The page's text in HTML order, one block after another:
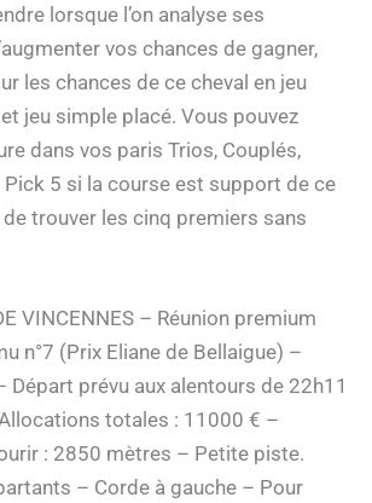
lorsque l’on analyse ses
vos chances de gagner,
les chances de ce cheval en jeu
jeu simple placé. Vous pouvez
dans vos paris Trios, Couplés,
Pick 5 si la course est support de ce
trouver les cinq premiers sans
VINCENNES – Réunion premium
n°7 (Prix Eliane de Bellaigue) –
Départ prévu aux alentours de 22h11
totales : 11000 € –
: 2850 mètres – Petite piste.
– Corde à gauche – Pour